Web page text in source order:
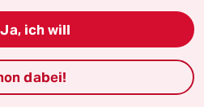
Ja, ich will
dabei!